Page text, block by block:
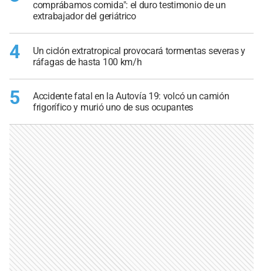
comprábamos comida": el duro testimonio de un
extrabajador del geriátrico
4
Un ciclón extratropical provocará tormentas severas y
ráfagas de hasta 100 km/h
5
Accidente fatal en la Autovía 19: volcó un camión
frigorífico y murió uno de sus ocupantes